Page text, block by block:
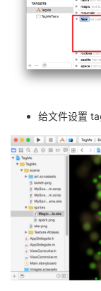
给文件设置